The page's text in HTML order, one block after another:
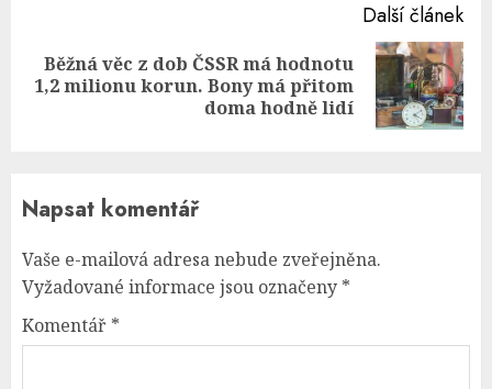
Další článek
Next
Běžná věc z dob ČSSR má hodnotu
1,2 milionu korun. Bony má přitom
doma hodně lidí
Napsat komentář
Vaše e-mailová adresa nebude zveřejněna.
Vyžadované informace jsou označeny *
Komentář *